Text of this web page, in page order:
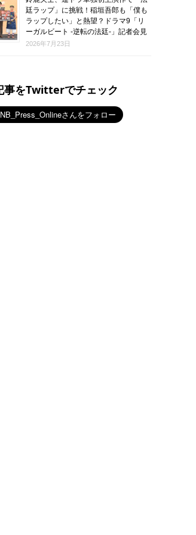
廷ラップ」に挑戦！稲垣吾郎も「僕も
ラップしたい」と熱望？ドラマ9「リ
ーガルビート -逆転の法廷-」記者会見
2026年7月23日
事をTwitterでチェック